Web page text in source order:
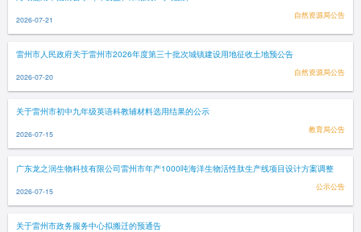
2026-07-21 自然资源局公告
雷州市人民政府关于雷州市2026年度第三十批次城镇建设用地征收土地预公告
2026-07-20 自然资源局公告
关于雷州市初中九年级英语科教辅材料选用结果的公示
2026-07-15 教育局公告
广东龙之润生物科技有限公司雷州市年产1000吨海洋生物活性肽生产线项目设计方案调整
2026-07-15 公示公告
关于雷州市政务服务中心拟搬迁的预通告